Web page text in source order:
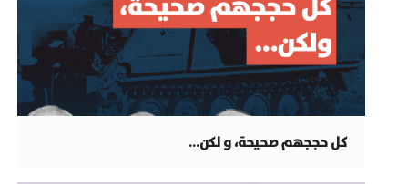
كل حججهم صحيحة، و لكن…